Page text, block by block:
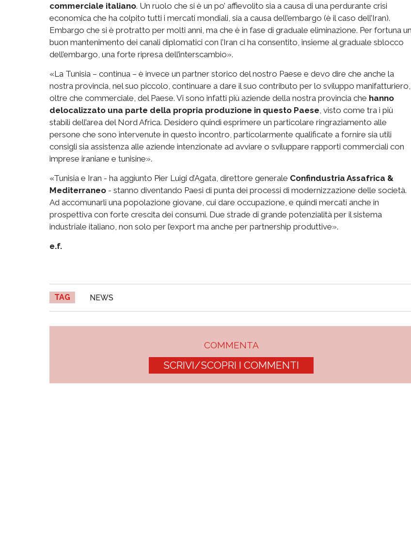
commerciale italiano. Un ruolo che si è un po’ affievolito sia a causa di una perdurante crisi
economica che ha colpito tutti i mercati mondiali, sia a causa dell’embargo (è il caso dell’Iran).
Embargo che si è protratto per molti anni, ma che è in fase di graduale eliminazione. Per fortuna un
buon mantenimento dei canali diplomatici con l’Iran ci ha consentito, insieme al graduale sblocco
dell’embargo, una forte ripresa dell’interscambio».
«La Tunisia – continua – è invece un partner storico del nostro Paese e devo dire che anche la
nostra provincia, nel suo piccolo, continuare a dare il suo contributo per lo sviluppo manifatturiero,
oltre che commerciale, del Paese. Vi sono infatti più aziende della nostra provincia che hanno
delocalizzato una parte della propria produzione in questo Paese , visto come tra i più
stabili dell’area del Nord Africa. Desidero quindi esprimere un particolare ringraziamento alle
persone che sono intervenute in questo incontro, particolarmente qualificate a fornire sia utili
consigli sia assistenza alle aziende intenzionate ad avviare o sviluppare rapporti commerciali con
imprese iraniane e tunisine».
«Tunisia e Iran - ha aggiunto Pier Luigi d’Agata, direttore generale Confindustria Assafrica &
Mediterraneo - stanno diventando Paesi di punta dei processi di modernizzazione delle società.
Ad accomunarli una popolazione giovane, cui dare occupazione, e quindi mercati anche in
prospettiva con forte crescita dei consumi. Due strade di grande potenzialità per il sistema
industriale italiano, non solo per l’export ma anche per partnership produttive».
e.f.
TAG NEWS
COMMENTA
SCRIVI/SCOPRI I COMMENTI